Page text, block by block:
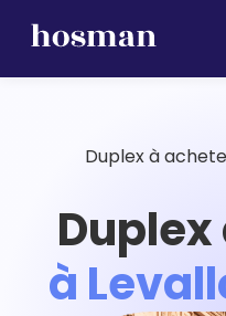
Duplex à
à